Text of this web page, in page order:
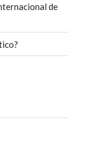
CAMPAÑA
ELECTORAL»
de